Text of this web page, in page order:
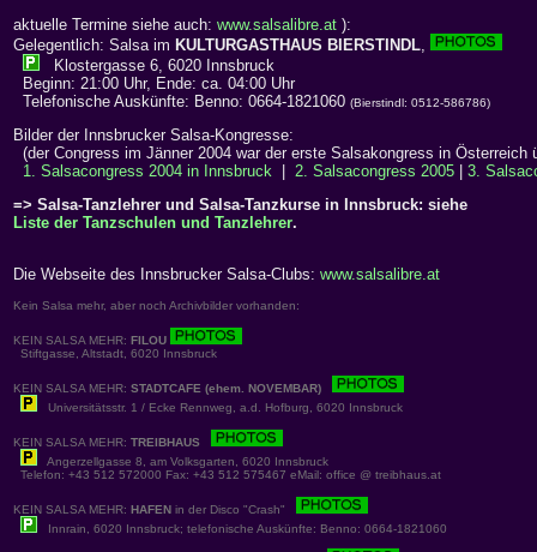
aktuelle Termine siehe auch: www.salsalibre.at ):
Gelegentlich: Salsa im KULTURGASTHAUS BIERSTINDL,
Klostergasse 6, 6020 Innsbruck
Beginn: 21:00 Uhr, Ende: ca. 04:00 Uhr
Telefonische Auskünfte: Benno: 0664-1821060 (Bierstindl: 0512-586786)
Bilder der Innsbrucker Salsa-Kongresse:
(der Congress im Jänner 2004 war der erste Salsakongress in Österreich
1. Salsacongress 2004 in Innsbruck
2. Salsacongress 2005
3.
=> Salsa-Tanzlehrer und Salsa-Tanzkurse in Innsbruck: siehe
Liste der Tanzschulen und Tanzlehrer.
Die Webseite des Innsbrucker Salsa-Clubs: www.salsalibre.at
Kein Salsa mehr, aber noch Archivbilder vorhanden:
KEIN SALSA MEHR: FILOU
Stiftgasse, Altstadt, 6020 Innsbruck
KEIN SALSA MEHR: STADTCAFE (ehem. NOVEMBAR)
Universitätsstr. 1 / Ecke Rennweg, a.d. Hofburg, 6020 Innsbruck
KEIN SALSA MEHR: TREIBHAUS
Angerzellgasse 8, am Volksgarten, 6020 Innsbruck
Telefon: +43 512 572000 Fax: +43 512 575467 eMail: office @ treibhaus.at
KEIN SALSA MEHR: HAFEN in der Disco "Crash"
Innrain, 6020 Innsbruck; telefonische Auskünfte: Benno: 0664-1821060